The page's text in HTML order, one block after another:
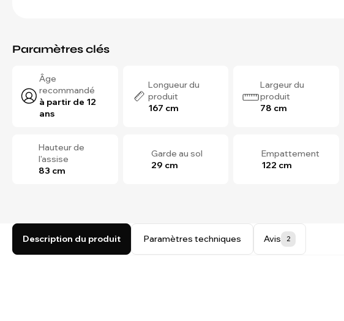
Paramètres clés
Âge
recommandé
à partir de 12
ans
Longueur du
produit
167 cm
Largeur du
produit
78 cm
Hauteur de
l'assise
83 cm
Garde au sol
29 cm
Empattement
122 cm
Description du produit Paramètres techniques Avis 2